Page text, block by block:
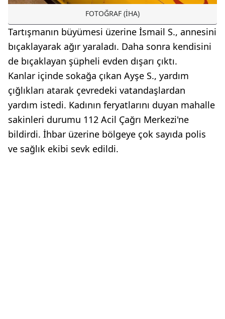
FOTOĞRAF (İHA)
Tartışmanın büyümesi üzerine İsmail S., annesini
bıçaklayarak ağır yaraladı. Daha sonra kendisini
de bıçaklayan şüpheli evden dışarı çıktı.
Kanlar içinde sokağa çıkan Ayşe S., yardım
çığlıkları atarak çevredeki vatandaşlardan
yardım istedi. Kadının feryatlarını duyan mahalle
sakinleri durumu 112 Acil Çağrı Merkezi'ne
bildirdi. İhbar üzerine bölgeye çok sayıda polis
ve sağlık ekibi sevk edildi.